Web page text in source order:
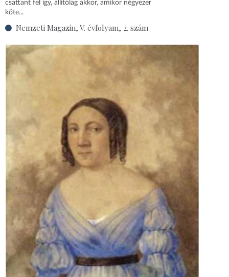
csattant fel így, állítólag akkor, amikor négyezer
köte...
Nemzeti Magazin, V. évfolyam, 2. szám